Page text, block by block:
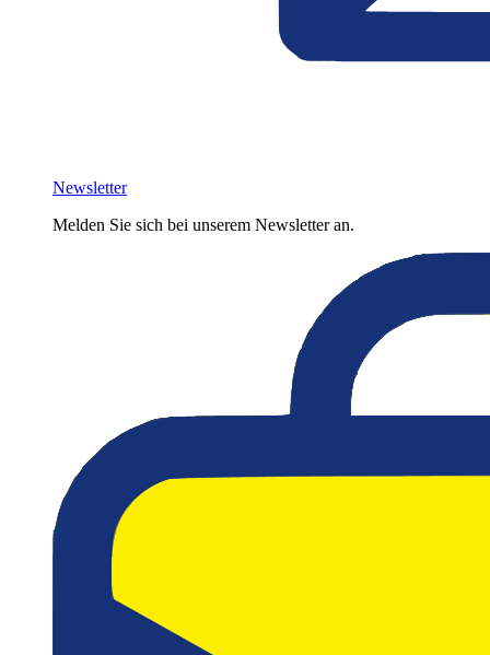
Newsletter
Melden Sie sich bei unserem Newsletter an.